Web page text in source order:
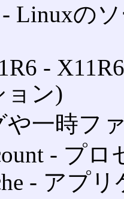
‐ Linuxの
‐
ョン)
や一時フ
‐ プ
‐ アプ